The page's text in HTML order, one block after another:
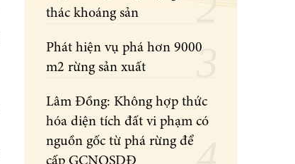
thác khoáng sản
Phát hiện vụ phá hơn 9000
m2 rừng sản xuất
Lâm Đồng: Không hợp thức
hóa diện tích đất vi phạm có
nguồn gốc từ phá rừng để